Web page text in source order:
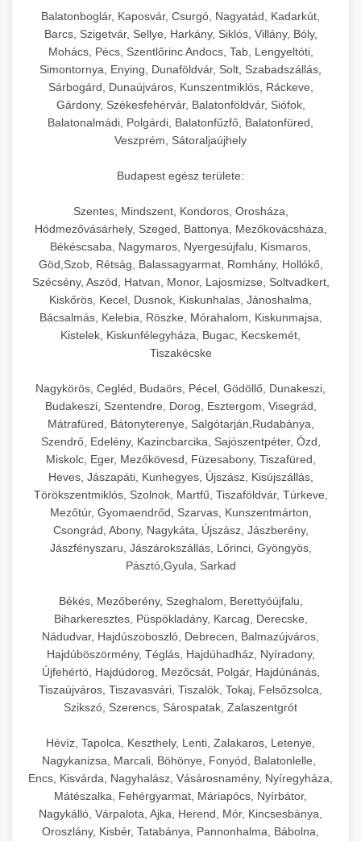
chef-iparikonyhagepek.hu
kereskedelmi sütősütő
Professzionális hűtőegységek és hűtőkamrák
kereskedelmi konyhák számára.
Energiahatékony hűtési megoldások nagy
kapacitással.
chef-iparikonyhagepek.hu
kereskedelmi hűtőegység
💧 26. Ipari Mosogatógép +
Kereskedelmi mosogatóberendezések nagy
forgalmú éttermi műveletekhez. Gyors tisztítási
ciklusok fertőtlenítési képességekkel.
kereskedelmi mosogatógép
🧀 27. Ipari Sajtreszelő Gép +
Ipari sajtreszelők és aprítógépek kereskedelmi
méretek különböző alkalmazásokhoz.
chef-iparikonyhagepek.hu
kereskedelmi sajtreszelő
🍳 28. Nagykonyhai
Teljes körű nagykonyhai berendezések és
professzionális vendéglátóipari kellékek.
Minden, ami szükséges éttermi és catering
műveletekhez.
chef-iparikonyhagepek.hu
kereskedelmi konyhai megoldások
Balatonboglár, Kaposvár, Csurgó, Nagyatád, Kadarkút,
Barcs, Szigetvár, Sellye, Harkány, Siklós, Villány, Bóly,
Mohács, Pécs, Szentlőrinc Andocs, Tab, Lengyeltóti,
Simontornya, Enying, Dunaföldvár, Solt, Szabadszállás,
Sárbogárd, Dunaújváros, Kunszentmiklós, Ráckeve,
Gárdony, Székesfehérvár, Balatonföldvár, Siófok,
Balatonalmádi, Polgárdi, Balatonfűzfő, Balatonfüred,
Veszprém, Sátoraljaújhely
Budapest egész területe:
Szentes, Mindszent, Kondoros, Orosháza,
Hódmezővásárhely, Szeged, Battonya, Mezőkovácsháza,
Békéscsaba, Nagymaros, Nyergesújfalu, Kismaros,
Göd,Szob, Rétság, Balassagyarmat, Romhány, Hollókő,
Szécsény, Aszód, Hatvan, Monor, Lajosmizse, Soltvadkert,
Kiskőrös, Kecel, Dusnok, Kiskunhalas, Jánoshalma,
Bácsalmás, Kelebia, Röszke, Mórahalom, Kiskunmajsa,
Kistelek, Kiskunfélegyháza, Bugac, Kecskemét,
Tiszakécske
Nagykörös, Cegléd, Budaörs, Pécel, Gödöllő, Dunakeszi,
Budakeszi, Szentendre, Dorog, Esztergom, Visegrád,
Mátrafüred, Bátonyterenye, Salgótarján,Rudabánya,
Szendrő, Edelény, Kazincbarcika, Sajószentpéter, Ózd,
Miskolc, Eger, Mezőkövesd, Füzesabony, Tiszafüred,
Heves, Jászapáti, Kunhegyes, Újszász, Kisújszállás,
Törökszentmiklós, Szolnok, Martfű, Tiszaföldvár, Túrkeve,
Mezőtúr, Gyomaendrőd, Szarvas, Kunszentmárton,
Csongrád, Abony, Nagykáta, Újszász, Jászberény,
Jászfényszaru, Jászárokszállás, Lőrinci, Gyöngyös,
Pásztó,Gyula, Sarkad
Békés, Mezőberény, Szeghalom, Berettyóújfalu,
Biharkeresztes, Püspökladány, Karcag, Derecske,
Nádudvar, Hajdúszoboszló, Debrecen, Balmazújváros,
Hajdúböszörmény, Téglás, Hajdúhadház, Nyíradony,
Újfehértó, Hajdúdorog, Mezőcsát, Polgár, Hajdúnánás,
Tiszaújváros, Tiszavasvári, Tiszalök, Tokaj, Felsőzsolca,
Szikszó, Szerencs, Sárospatak, Zalaszentgrót
Hévíz, Tapolca, Keszthely, Lenti, Zalakaros, Letenye,
Nagykanizsa, Marcali, Böhönye, Fonyód, Balatonlelle,
Encs, Kisvárda, Nagyhalász, Vásárosnamény, Nyíregyháza,
Mátészalka, Fehérgyarmat, Máriapócs, Nyírbátor,
Nagykálló, Várpalota, Ajka, Herend, Mór, Kincsesbánya,
Oroszlány, Kisbér, Tatabánya, Pannonhalma, Bábolna,